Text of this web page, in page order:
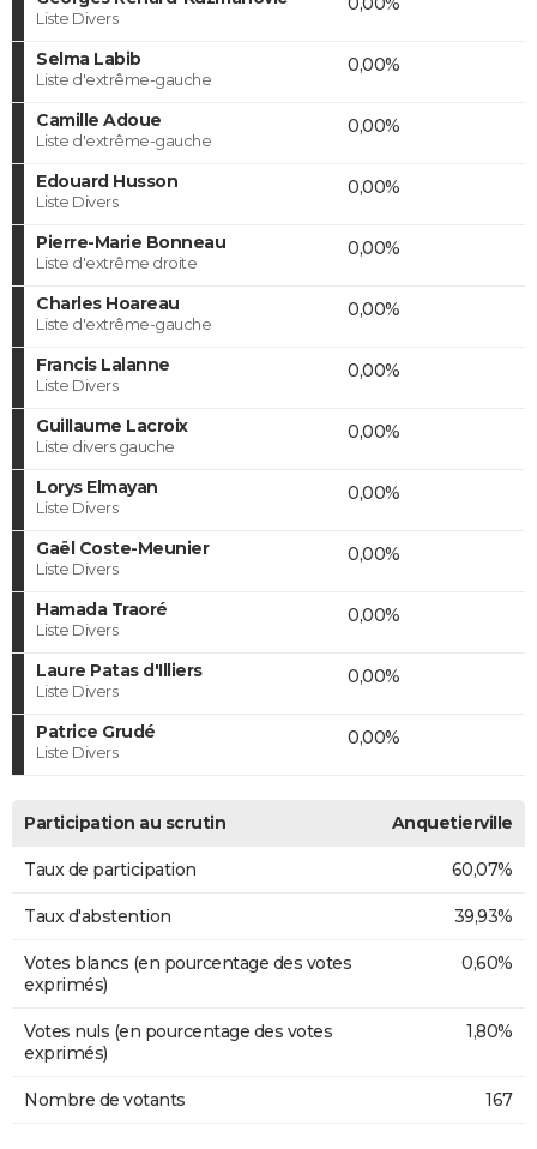
Liste Divers
Selma Labib
Liste d'extrême-gauche
0,00%
Camille Adoue
Liste d'extrême-gauche
0,00%
Edouard Husson
Liste Divers
0,00%
Pierre-Marie Bonneau
Liste d'extrême droite
0,00%
Charles Hoareau
Liste d'extrême-gauche
0,00%
Francis Lalanne
Liste Divers
0,00%
Guillaume Lacroix
Liste divers gauche
0,00%
Lorys Elmayan
Liste Divers
0,00%
Gaël Coste-Meunier
Liste Divers
0,00%
Hamada Traoré
Liste Divers
0,00%
Laure Patas d'Illiers
Liste Divers
0,00%
Patrice Grudé
Liste Divers
0,00%
Participation au scrutin Anquetierville
Taux de participation 60,07%
Taux d'abstention 39,93%
Votes blancs (en pourcentage des votes
exprimés)
0,60%
Votes nuls (en pourcentage des votes
exprimés)
1,80%
Nombre de votants 167